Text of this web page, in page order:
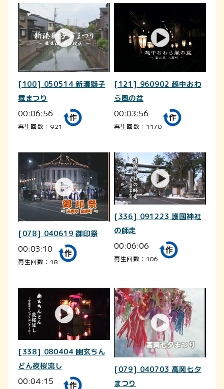
[100] 050514 新湊獅子
舞まつり
00:06:56
再生回数：921
[121] 960902 越中おわ
ら風の盆
00:03:56
再生回数：1170
[078] 040619 御印祭
00:03:10
再生回数：18
[336] 091223 護國神社
の師走
00:06:06
再生回数：106
[338] 080404 幽玄ちん
どん夜桜流し
00:04:15
[079] 040703 高岡七夕
まつり